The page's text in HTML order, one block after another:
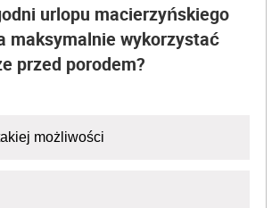
urlopu macierzyńskiego
maksymalnie wykorzystać
przed porodem?
możliwości